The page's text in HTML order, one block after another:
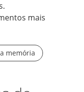
mais
memória